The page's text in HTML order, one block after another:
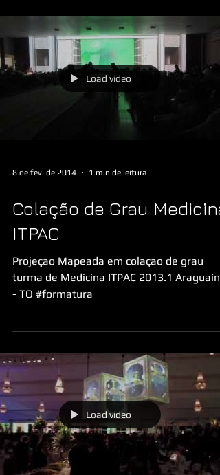
Load video
8 de fev. de 2014 1 min de leitura
Colação de Grau Medicina
ITPAC
Projeção Mapeada em colação de grau
turma de Medicina ITPAC 2013.1 Araguaína
- TO #formatura
Load video